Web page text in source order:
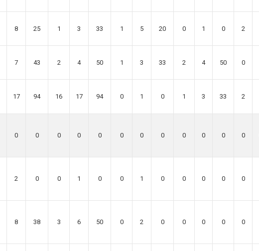
8 25 1 3 33 1 5 20 0 1 0 2
7 43 2 4 50 1 3 33 2 4 50 0
17 94 16 17 94 0 1 0 1 3 33 2
0 0 0 0 0 0 0 0 0 0 0 0
2 0 0 1 0 0 1 0 0 0 0 0
8 38 3 6 50 0 2 0 0 0 0 0